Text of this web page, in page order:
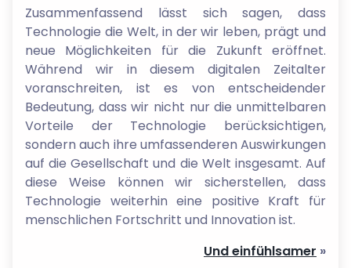
Zusammenfassend lässt sich sagen, dass
Technologie die Welt, in der wir leben, prägt und
neue Möglichkeiten für die Zukunft eröffnet.
Während wir in diesem digitalen Zeitalter
voranschreiten, ist es von entscheidender
Bedeutung, dass wir nicht nur die unmittelbaren
Vorteile der Technologie berücksichtigen,
sondern auch ihre umfassenderen Auswirkungen
auf die Gesellschaft und die Welt insgesamt. Auf
diese Weise können wir sicherstellen, dass
Technologie weiterhin eine positive Kraft für
menschlichen Fortschritt und Innovation ist.
Und einfühlsamer »